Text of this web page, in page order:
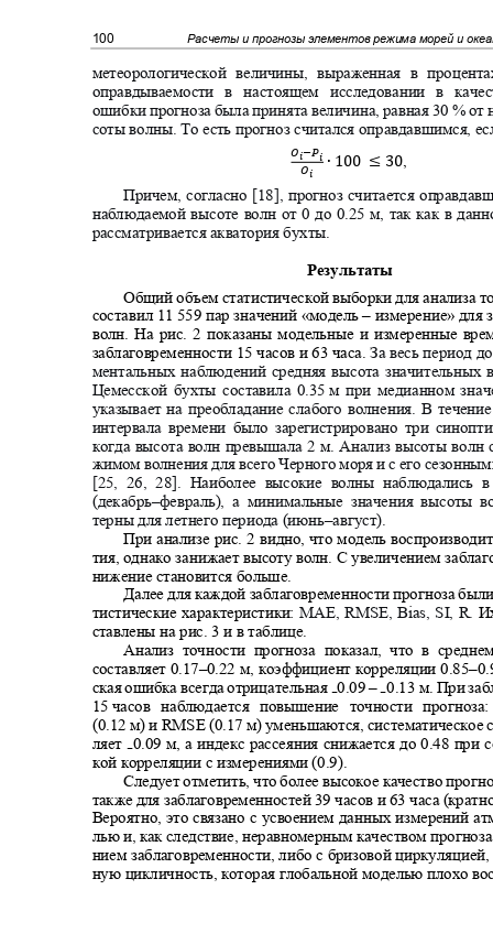
100 Расчеты и прогнозы элементов режима морей и
метеорологической величины, выраженная в
оправдываемости в настоящем исследовании в
ошибки прогноза была принята величина, равная 30 %
соты волны. То есть прогноз считался оправдавшимся,
ꢋ−ꢍ
ꢌ ꢌ ∙ 100 ≤ 30
ꢋꢌ
Причем, согласно [18], прогноз считается
наблюдаемой высоте волн от 0 до 0.25 м, так как в
рассматривается акватория бухты.
Результаты
Общий объем статистической выборки для анализа
составил 11 559 пар значений «модель– измерение»
волн. На рис.2показаны модельные и измеренные
заблаговременности 15 часов и 63 часа.За весь период
ментальных наблюдений средняя высота
Цемесской бухты составила 0.35 м при медианном
указывает на преобладание слабого волнения. В
интервала времени было зарегистрировано три
когда высота волн превышала 2 м. Анализ высоты волн
жимом волнения для всего Черного моря и с его
[25, 26, 28]. Наиболее высокие волны
(декабрь–февраль), а минимальные значения высоты
терны для летнего периода (июнь–август).
При анализе рис. 2 видно, что модель
тия, однако занижает высоту волн. С увеличением
нижение становится больше.
Далее для каждой заблаговременности прогноза
тистические характеристики:MAE, RMSE, Bias, SI, R.
ставлены на рис. 3и в таблице.
Анализ точности прогноза показал, что в
составляет 0.17–0.22 м, коэффициент корреляции 0.85–
ская ошибка всегда отрицательная ₋0.09 –₋0.13 м. При
15часов наблюдается повышение точности
(0.12м) и RMSE (0.17 м) уменьшаются, систематическое
ляет ₋0.09 м, а индекс рассеяния снижается до 0.48
кой корреляции с измерениями (0.9).
Следует отметить, что более высокое качество
также для заблаговременностей 39 часов и 63 часа
Вероятно, это связано с усвоением данных измерений
лью и, как следствие, неравномерным качеством
нием заблаговременности, либо с бризовой
ную цикличность, которая глобальной моделью плохо